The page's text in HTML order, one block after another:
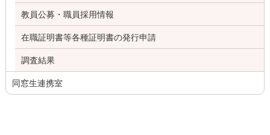
教員公募・職員採用情報
在職証明書等各種証明書の発行申請
調査結果
同窓生連携室